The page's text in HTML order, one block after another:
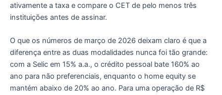
ativamente a taxa e compare o CET de pelo menos três
instituições antes de assinar.
O que os números de março de 2026 deixam claro é que a
diferença entre as duas modalidades nunca foi tão grande:
com a Selic em 15% a.a., o crédito pessoal bate 160% ao
ano para não preferenciais, enquanto o home equity se
mantém abaixo de 20% ao ano. Para uma operação de R$